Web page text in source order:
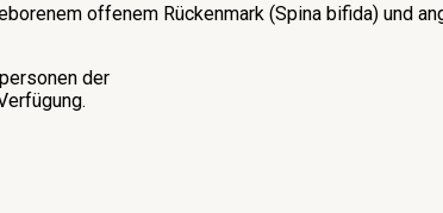
offenem Rückenmark (Spina bifida) und
der